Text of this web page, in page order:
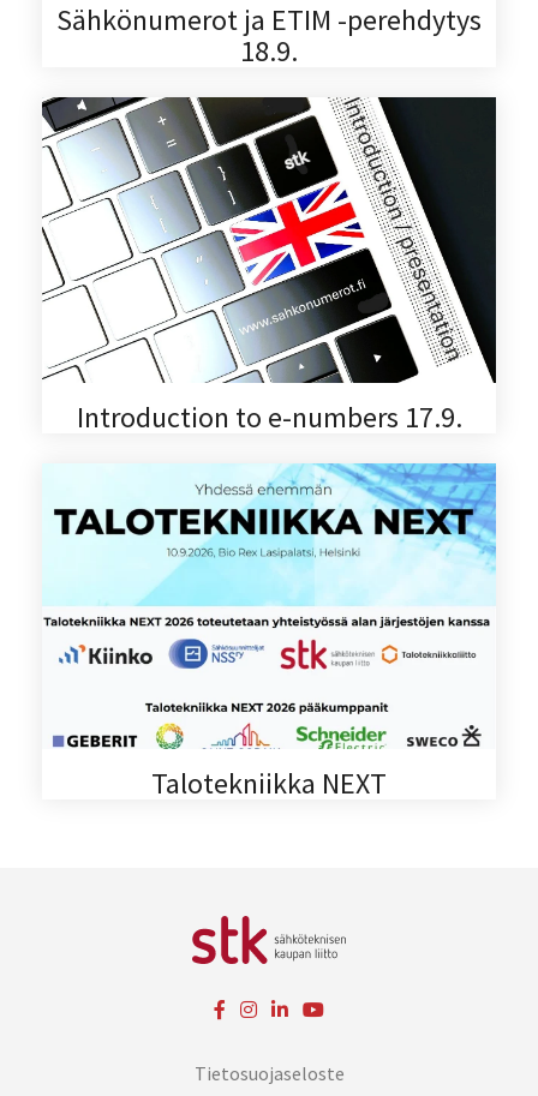
Sähkönumerot ja ETIM -perehdytys
18.9.
Introduction to e-numbers 17.9.
Talotekniikka NEXT
Tietosuojaseloste